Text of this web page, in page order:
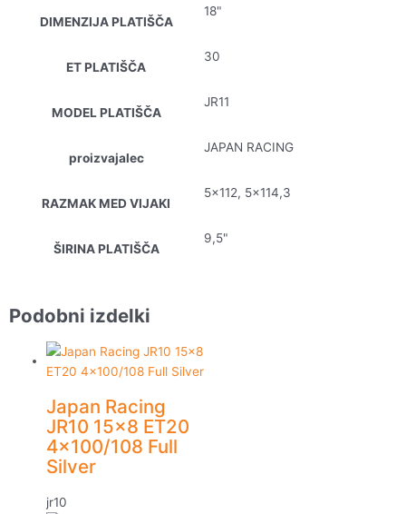
DIMENZIJA PLATIŠČA
18"
ET PLATIŠČA
30
MODEL PLATIŠČA
JR11
proizvajalec
JAPAN RACING
RAZMAK MED VIJAKI
5×112, 5×114,3
ŠIRINA PLATIŠČA
9,5"
Podobni izdelki
Japan Racing
JR10 15×8 ET20
4×100/108 Full
Silver
jr10